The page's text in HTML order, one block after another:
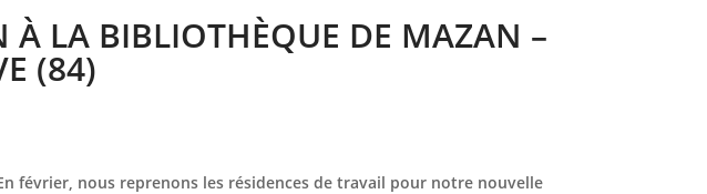
À LA BIBLIOTHÈQUE DE MAZAN –
(84)
février, nous reprenons les résidences de travail pour notre nouvelle